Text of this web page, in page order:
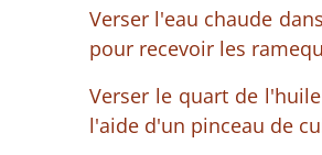
Verser l'eau chaude
pour recevoir les
Verser le quart de
l'aide d'un pinceau de